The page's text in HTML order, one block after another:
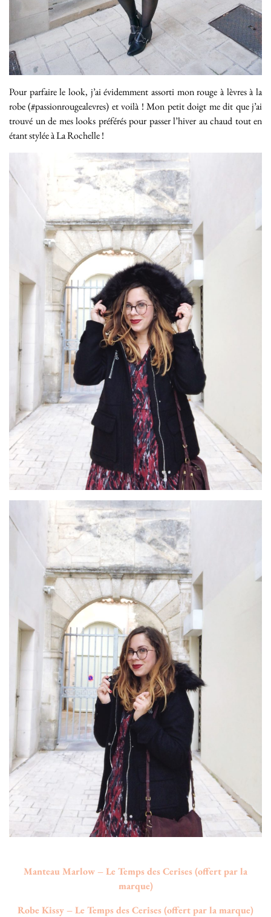
Pour parfaire le look, j’ai évidemment assorti mon rouge à lèvres à la
robe (#passionrougealevres) et voilà ! Mon petit doigt me dit que j’ai
trouvé un de mes looks préférés pour passer l’hiver au chaud tout en
étant stylée à La Rochelle !
Manteau Marlow – Le Temps des Cerises (offert par la
marque)
Robe Kissy – Le Temps des Cerises (offert par la marque)